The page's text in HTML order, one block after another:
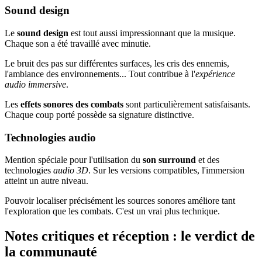
Sound design
Le sound design est tout aussi impressionnant que la musique.
Chaque son a été travaillé avec minutie.
Le bruit des pas sur différentes surfaces, les cris des ennemis,
l'ambiance des environnements... Tout contribue à l'expérience
audio immersive.
Les effets sonores des combats sont particulièrement satisfaisants.
Chaque coup porté possède sa signature distinctive.
Technologies audio
Mention spéciale pour l'utilisation du son surround et des
technologies audio 3D. Sur les versions compatibles, l'immersion
atteint un autre niveau.
Pouvoir localiser précisément les sources sonores améliore tant
l'exploration que les combats. C'est un vrai plus technique.
Notes critiques et réception : le verdict de
la communauté